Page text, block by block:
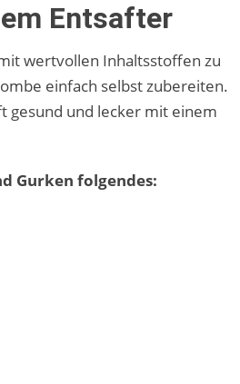
Entsafter
wertvollen Inhaltsstoffen zu
einfach selbst zubereiten.
gesund und lecker mit einem
Gurken folgendes: